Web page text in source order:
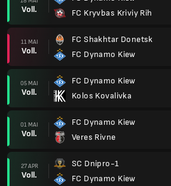
Voll.
FC Kryvbas Kriviy Rih
11 MAI
Voll.
FC Shakhtar Donetsk
FC Dynamo Kiew
05 MAI
Voll.
FC Dynamo Kiew
Kolos Kovalivka
01 MAI
Voll.
FC Dynamo Kiew
Veres Rivne
27 APR
Voll.
SC Dnipro-1
FC Dynamo Kiew